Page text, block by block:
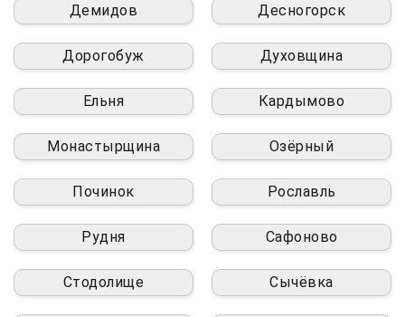
Демидов Десногорск
Дорогобуж Духовщина
Ельня Кардымово
Монастырщина Озёрный
Починок Рославль
Рудня Сафоново
Стодолище Сычёвка